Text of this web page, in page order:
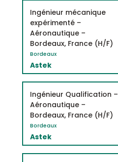
Ingénieur mécanique
expérimenté –
Aéronautique –
Bordeaux, France (H/F)
Astek
Bordeaux
Ingénieur Qualification –
Aéronautique –
Bordeaux, France (H/F)
Astek
Bordeaux